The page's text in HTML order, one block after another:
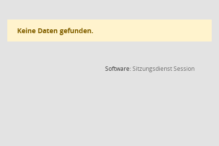
Keine Daten gefunden.
Software:SitzungsdienstSession(Wird in